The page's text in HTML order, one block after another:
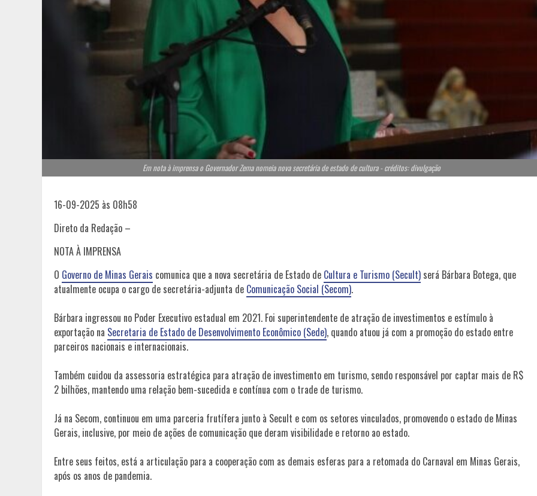
Em nota à imprensa o Governador Zema nomeia nova secretária de estado de cultura - créditos: divulgação
16-09-2025 às 08h58
Direto da Redação –
NOTA À IMPRENSA
O Governo de Minas Gerais comunica que a nova secretária de Estado de Cultura e Turismo (Secult) será Bárbara Botega, que
atualmente ocupa o cargo de secretária-adjunta de Comunicação Social (Secom).
Bárbara ingressou no Poder Executivo estadual em 2021. Foi superintendente de atração de investimentos e estímulo à
exportação na Secretaria de Estado de Desenvolvimento Econômico (Sede), quando atuou já com a promoção do estado entre
parceiros nacionais e internacionais.
Também cuidou da assessoria estratégica para atração de investimento em turismo, sendo responsável por captar mais de R$
2 bilhões, mantendo uma relação bem-sucedida e contínua com o trade de turismo.
Já na Secom, continuou em uma parceria frutífera junto à Secult e com os setores vinculados, promovendo o estado de Minas
Gerais, inclusive, por meio de ações de comunicação que deram visibilidade e retorno ao estado.
Entre seus feitos, está a articulação para a cooperação com as demais esferas para a retomada do Carnaval em Minas Gerais,
após os anos de pandemia.